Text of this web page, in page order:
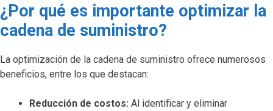
¿Por qué es importante optimizar la
cadena de suministro?
La optimización de la cadena de suministro ofrece numerosos
beneficios, entre los que destacan:
Reducción de costos: Al identificar y eliminar